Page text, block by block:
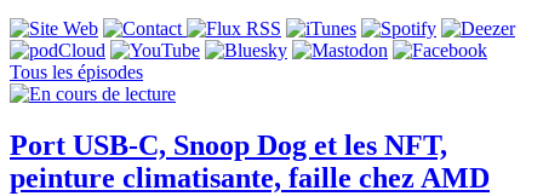
Tous les épisodes
Port USB-C, Snoop Dog et les NFT,
peinture climatisante, faille chez AMD